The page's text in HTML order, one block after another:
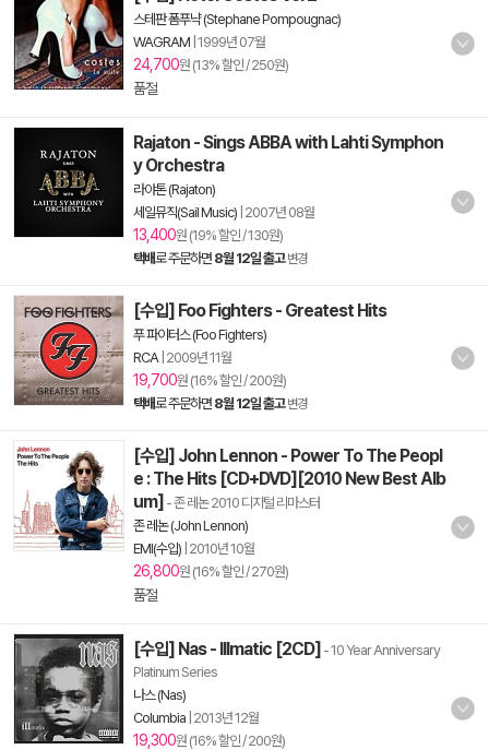
스테판 폼푸냑 (Stephane Pompougnac)
WAGRAM 1999년 07월
24,700원 (13% 할인 / 250원)
품절
Rajaton - Sings ABBA with Lahti Symphon
y Orchestra
라야톤 (Rajaton)
세일뮤직(Sail Music) 2007년 08월
13,400원 (19% 할인 / 130원)
택배로 주문하면 8월 12일 출고 변경
[수입] Foo Fighters - Greatest Hits
푸 파이터스 (Foo Fighters)
RCA| 2009년 11월
19,700원 (16% 할인 / 200원)
택배로 주문하면 8월 12일 출고 변경
[수입] John Lennon - Power To The Peopl
e : The Hits [CD+DVD][2010 New Best Alb
um] - 존 레논 2010 디지털 리마스터
존 레논 (John Lennon)
EMI(수입) 2010년 10월
26,800원 (16% 할인 / 270원)
품절
[수입] Nas - Illmatic [2CD] - 10 Year Anniversary
Platinum Series
나스 (Nas)
Columbia 2013년 12월
19,300원 (16% 할인 / 200원)